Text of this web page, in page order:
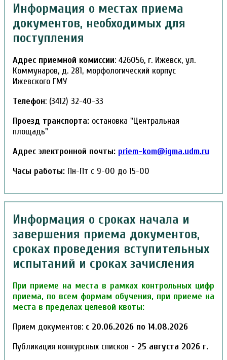
Информация о местах приема
документов, необходимых для
поступления
Адрес приемной комиссии: 426056, г. Ижевск, ул.
Коммунаров, д. 281, морфологический корпус
Ижевского ГМУ
Телефон: (3412) 32-40-33
Проезд транспорта: остановка "Центральная
площадь"
Адрес электронной почты: priem-kom@igma.udm.ru
Часы работы: Пн-Пт с 9-00 до 15-00
Информация о сроках начала и
завершения приема документов,
сроках проведения вступительных
испытаний и сроках зачисления
При приеме на места в рамках контрольных цифр
приема, по всем формам обучения, при приеме на
места в пределах целевой квоты:
Прием документов: с 20.06.2026 по 14.08.2026
Публикация конкурсных списков - 25 августа 2026 г.